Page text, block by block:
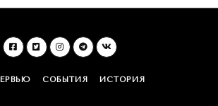
СОБЫТИЯ
ИСТОРИЯ